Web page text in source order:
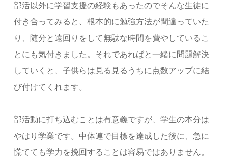
部活以外に学習支援の経験もあったのでそんな生徒に
付き合ってみると、根本的に勉強方法が間違っていた
り、随分と遠回りをして無駄な時間を費やしているこ
とにも気付きました。それであればと一緒に問題解決
していくと、子供らは見る見るうちに点数アップに結
び付けてくれます。
部活動に打ち込むことは有意義ですが、学生の本分は
やはり学業です。中体連で目標を達成した後に、急に
慌てても学力を挽回することは容易ではありません。